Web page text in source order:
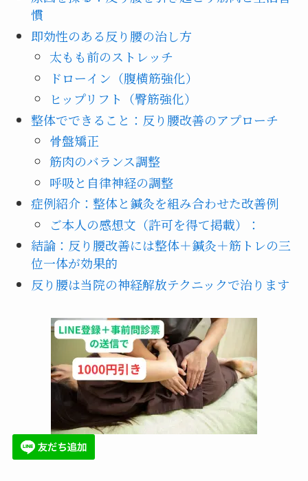
慣
即効性のある反り腰の治し方
太もも前のストレッチ
ドローイン（腹横筋強化）
ヒップリフト（臀筋強化）
整体でできること：反り腰改善のアプローチ
骨盤矯正
筋肉のバランス調整
呼吸と自律神経の調整
症例紹介：整体と鍼灸を組み合わせた改善例
ご本人の感想文（許可を得て掲載）：
結論：反り腰改善には整体＋鍼灸＋筋トレの三
位一体が効果的
反り腰は当院の神経解放テクニックで治ります